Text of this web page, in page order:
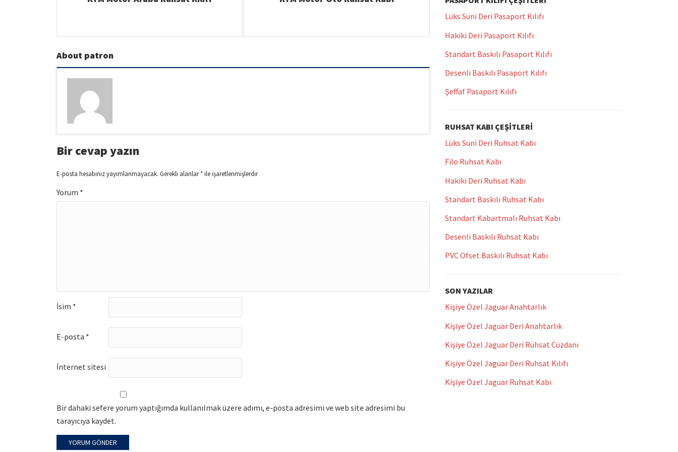
About patron
Bir cevap yazın
E-posta hesabınız yayımlanmayacak. Gerekli alanlar*ile işaretlenmişlerdir
Yorum *
İsim *
E-posta *
İnternet sitesi
Bir dahaki sefere yorum yaptığımda kullanılmak üzere adımı, e-posta adresimi ve web site adresimi bu
tarayıcıya kaydet.
Lüks Suni Deri Pasaport Kılıfı
Hakiki Deri Pasaport Kılıfı
Standart Baskılı Pasaport Kılıfı
Desenli Baskılı Pasaport Kılıfı
Şeffaf Pasaport Kılıfı
RUHSAT KABI ÇEŞITLERI
Lüks Suni Deri Ruhsat Kabı
Filo Ruhsat Kabı
Hakiki Deri Ruhsat Kabı
Standart Baskılı Ruhsat Kabı
Standart Kabartmalı Ruhsat Kabı
Desenli Baskılı Ruhsat Kabı
PVC Ofset Baskılı Ruhsat Kabı
SON YAZILAR
Kişiye Özel Jaguar Anahtarlık
Kişiye Özel Jaguar Deri Anahtarlık
Kişiye Özel Jaguar Deri Ruhsat Cüzdanı
Kişiye Özel Jaguar Deri Ruhsat Kılıfı
Kişiye Özel Jaguar Ruhsat Kabı